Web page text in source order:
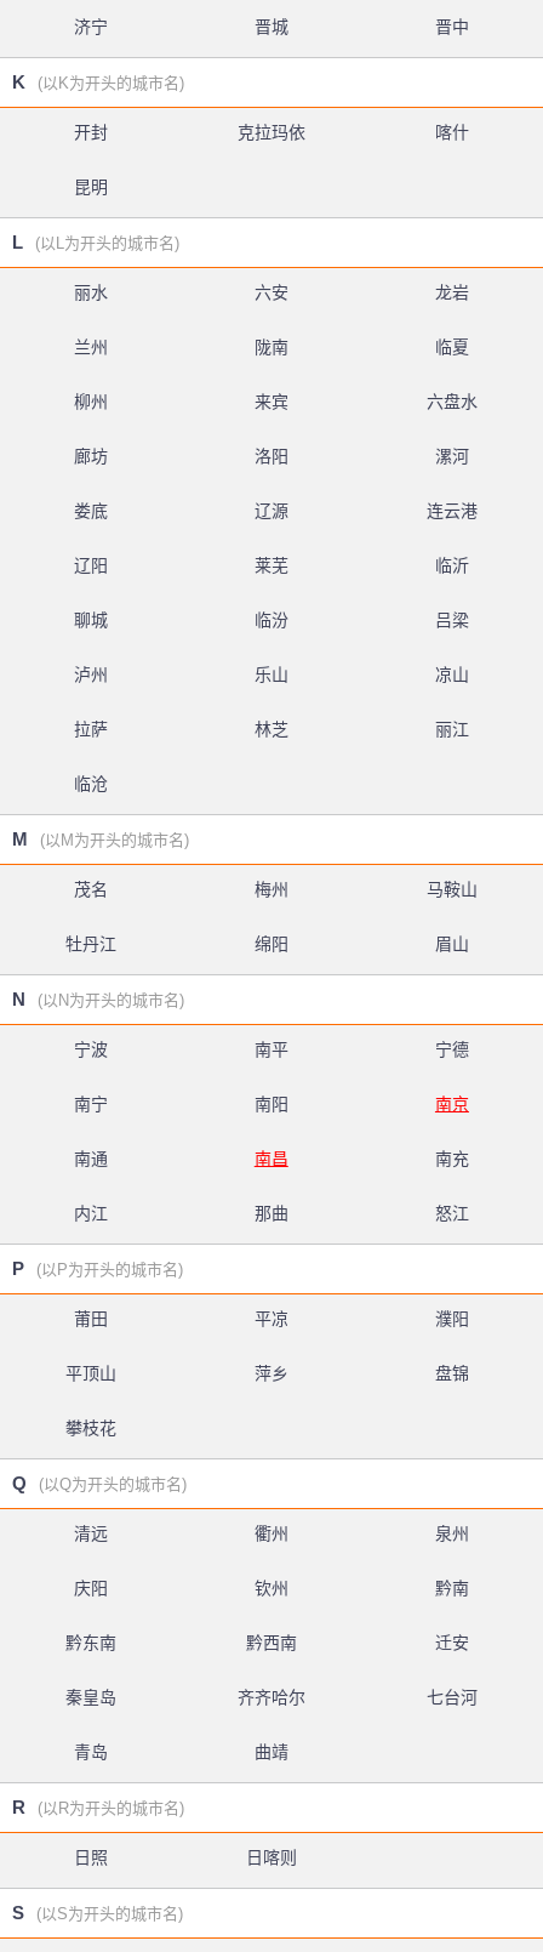
济宁 晋城 晋中
K (以K为开头的城市名)
开封 克拉玛依 喀什
昆明
L (以L为开头的城市名)
丽水 六安 龙岩
兰州 陇南 临夏
柳州 来宾 六盘水
廊坊 洛阳 漯河
娄底 辽源 连云港
辽阳 莱芜 临沂
聊城 临汾 吕梁
泸州 乐山 凉山
拉萨 林芝 丽江
临沧
M (以M为开头的城市名)
茂名 梅州 马鞍山
牡丹江 绵阳 眉山
N (以N为开头的城市名)
宁波 南平 宁德
南宁 南阳 南京
南通 南昌 南充
内江 那曲 怒江
P (以P为开头的城市名)
莆田 平凉 濮阳
平顶山 萍乡 盘锦
攀枝花
Q (以Q为开头的城市名)
清远 衢州 泉州
庆阳 钦州 黔南
黔东南 黔西南 迁安
秦皇岛 齐齐哈尔 七台河
青岛 曲靖
R (以R为开头的城市名)
日照 日喀则
S (以S为开头的城市名)